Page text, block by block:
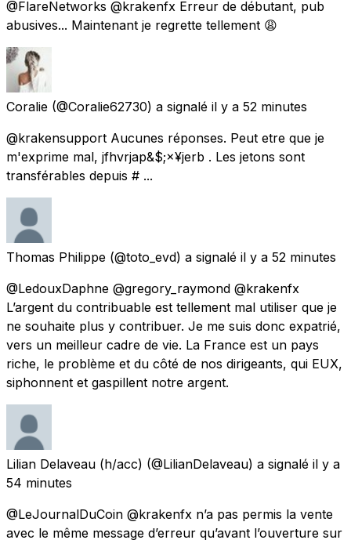
@FlareNetworks @krakenfx Erreur de débutant, pub
abusives... Maintenant je regrette tellement 😩
Coralie (@Coralie62730) a signalé il y a 52 minutes
@krakensupport Aucunes réponses. Peut etre que je
m'exprime mal, jfhvrjap&$;×¥jerb . Les jetons sont
transférables depuis # ...
Thomas Philippe (@toto_evd) a signalé il y a 52 minutes
@LedouxDaphne @gregory_raymond @krakenfx
L’argent du contribuable est tellement mal utiliser que je
ne souhaite plus y contribuer. Je me suis donc expatrié,
vers un meilleur cadre de vie. La France est un pays
riche, le problème et du côté de nos dirigeants, qui EUX,
siphonnent et gaspillent notre argent.
Lilian Delaveau (h/acc) (@LilianDelaveau) a signalé il y a
54 minutes
@LeJournalDuCoin @krakenfx n’a pas permis la vente
avec le même message d’erreur qu’avant l’ouverture sur